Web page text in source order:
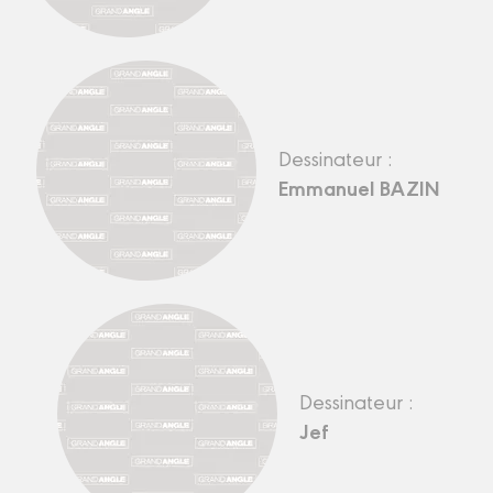
Dessinateur :
Emmanuel BAZIN
Dessinateur :
Jef